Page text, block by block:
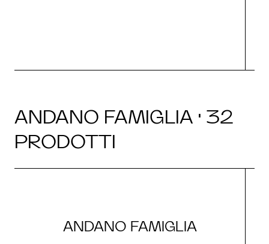
ANDANO FAMIGLIA · 32
PRODOTTI
ANDANO FAMIGLIA